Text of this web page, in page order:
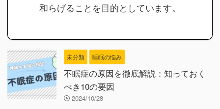
和らげることを目的としています。
未分類 睡眠の悩み
不眠症の原因を徹底解説：知っておく
べき10の要因
2024/10/28